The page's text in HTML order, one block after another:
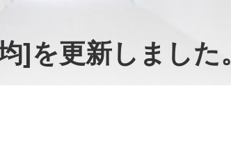
]を更新しました。